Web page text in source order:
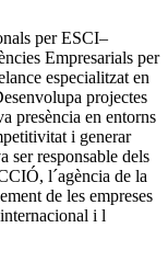
per ESCI–
Empresarials per
especialitzat en
projectes
presència en entorns
i generar
ser responsable dels
l´agència de la
de les empreses
i l